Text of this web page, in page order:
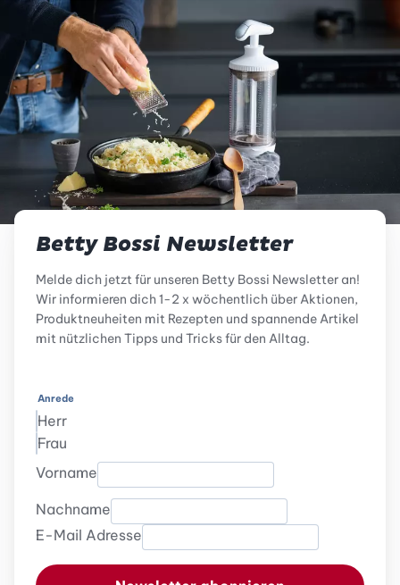
Betty Bossi Newsletter
Melde dich jetzt für unseren Betty Bossi Newsletter an!
Wir informieren dich 1-2 x wöchentlich über Aktionen,
Produktneuheiten mit Rezepten und spannende Artikel
mit nützlichen Tipps und Tricks für den Alltag.
Anrede
Herr
Frau
Vorname
Nachname
E-Mail Adresse